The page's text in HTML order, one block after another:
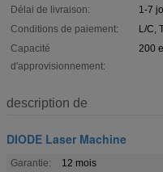
Délai de livraison:
1-7
Conditions de paiement:
L/C,
Capacité
d'approvisionnement:
200
description de
DIODE Laser Machine
Garantie:
12 mois